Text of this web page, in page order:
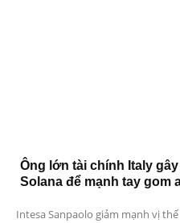
Ông lớn tài chính Italy
Solana để mạnh tay gom
Intesa Sanpaolo giảm mạnh vị